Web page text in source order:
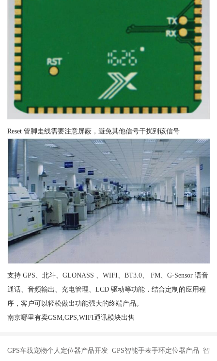
Reset 管脚走线需要注意屏蔽，避免其他信号干扰到该信号
支持 GPS、北斗、GLONASS 、WIFI、BT3.0、 FM、G-Sensor 语音
通话、音频输出、充电管理、LCD 驱动等功能，结合定制的应用程
序，客户可以轻松做出功能强大的终端产品。
南京哪里有卖GSM,GPS,WIFI通讯模块出售
GPS车载宠物个人定位器产品开发 GPS智能手表手环定位器产品 智